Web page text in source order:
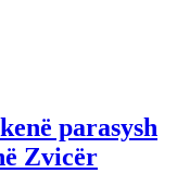
parasysh
Zvicër